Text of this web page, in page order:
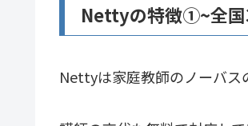
Nettyの特徴①~全国
Nettyは家庭教師のノーバス